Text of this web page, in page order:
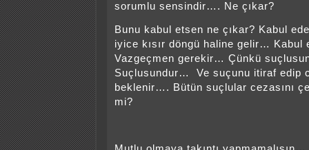
sorumlu sensindir…. Ne çıkar?
Bunu kabul etsen ne çıkar? Kabul
iyice kısır döngü haline gelir…
Vazgeçmen gerekir… Çünkü
Suçlusundur… Ve suçunu itiraf edip
beklenir…. Bütün suçlular cezasını
mi?